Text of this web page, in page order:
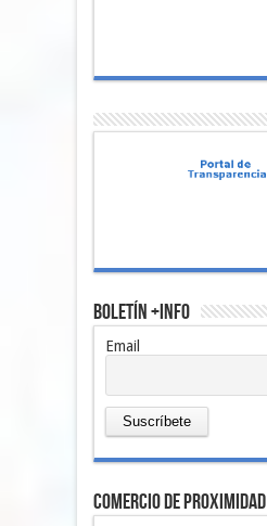
Boletín +Info
Email
comercio de proximidad